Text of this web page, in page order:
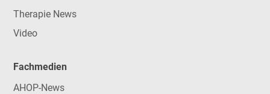
Therapie News
Video
Fachmedien
AHOP-News